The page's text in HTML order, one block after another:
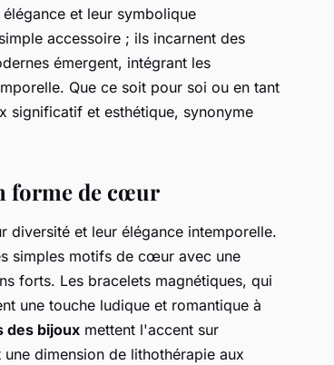
et leur symbolique
accessoire ; ils incarnent des
émergent, intégrant les
Que ce soit pour soi ou en tant
significatif et esthétique, synonyme
forme de cœur
diversité et leur élégance intemporelle.
simples motifs de cœur avec une
forts. Les bracelets magnétiques, qui
une touche ludique et romantique à
des bijoux mettent l'accent sur
dimension de lithothérapie aux